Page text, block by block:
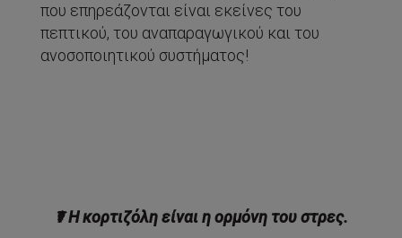
που επηρεάζονται είναι εκείνες του
πεπτικού, του αναπαραγωγικού και του
ανοσοποιητικού συστήματος!
☤ Η κορτιζόλη είναι η ορμόνη του στρες.